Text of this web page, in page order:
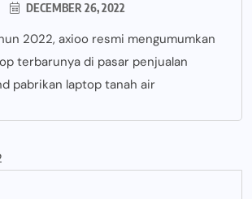
DECEMBER 26, 2022
2022, axioo resmi mengumumkan
terbarunya di pasar penjualan
pabrikan laptop tanah air